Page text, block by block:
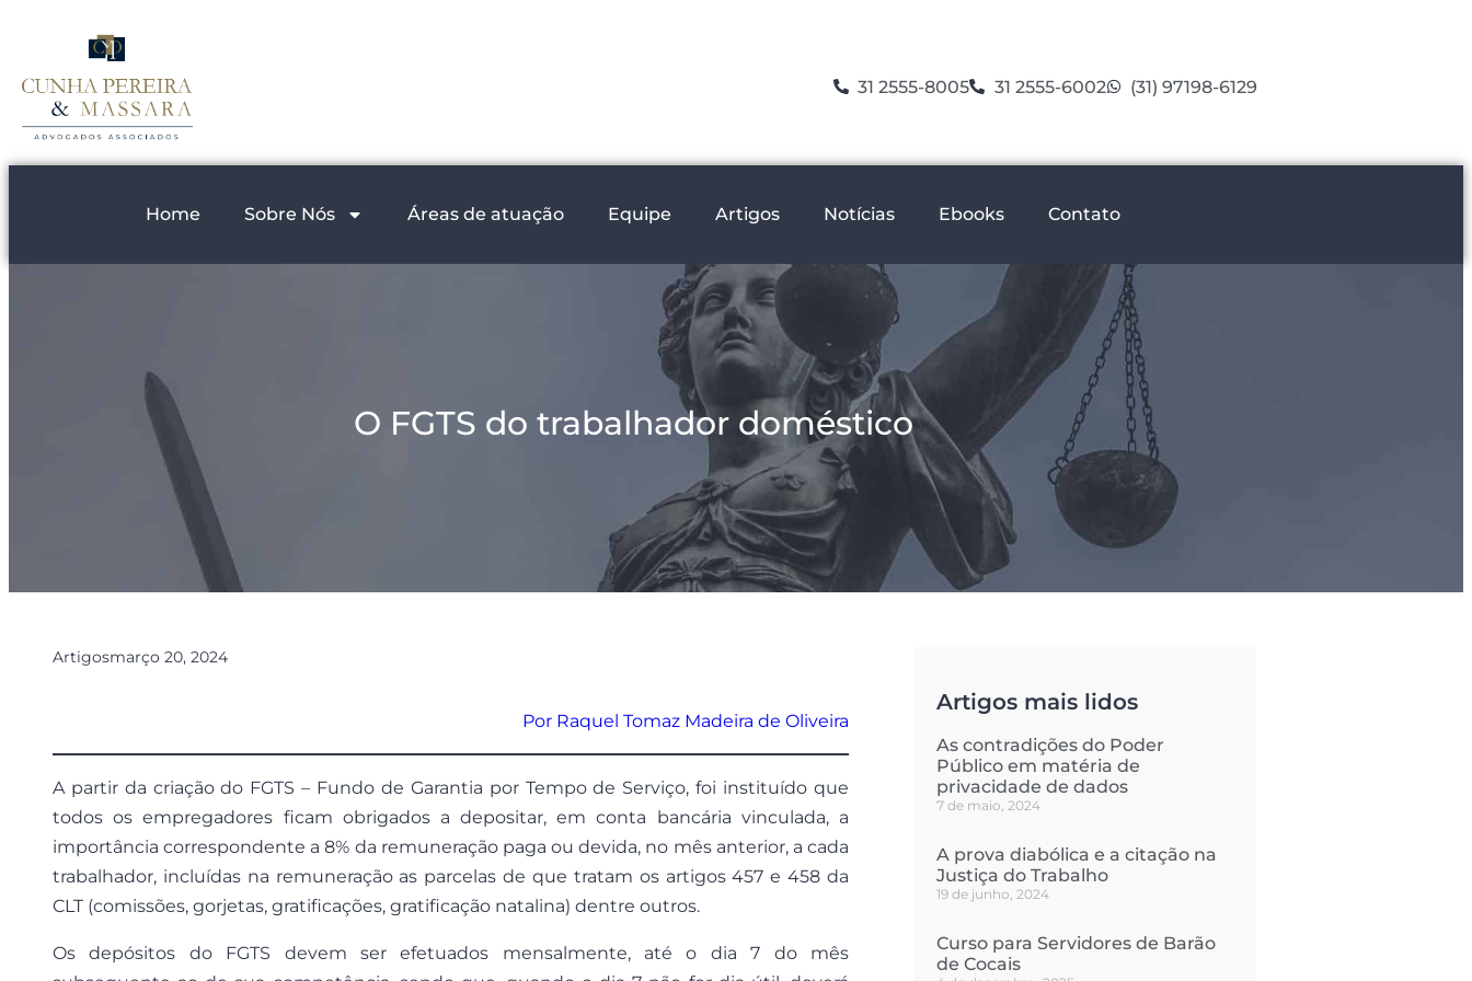
31 2555-8005 31 2555-6002 (31) 97198-6129
Home Sobre Nós Áreas de atuação Equipe Artigos Notícias Ebooks Contato
O FGTS do trabalhador doméstico
Artigosmarço 20, 2024
Por Raquel Tomaz Madeira de Oliveira
A partir da criação do FGTS – Fundo de Garantia por Tempo de Serviço, foi instituído que
todos os empregadores ficam obrigados a depositar, em conta bancária vinculada, a
importância correspondente a 8% da remuneração paga ou devida, no mês anterior, a cada
trabalhador, incluídas na remuneração as parcelas de que tratam os artigos 457 e 458 da
CLT (comissões, gorjetas, gratificações, gratificação natalina) dentre outros.
Os depósitos do FGTS devem ser efetuados mensalmente, até o dia 7 do mês
Artigos mais lidos
As contradições do Poder
Público em matéria de
privacidade de dados
7 de maio, 2024
A prova diabólica e a citação na
Justiça do Trabalho
19 de junho, 2024
Curso para Servidores de Barão
de Cocais